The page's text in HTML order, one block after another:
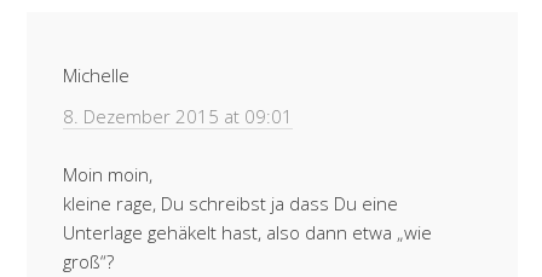
Michelle
8. Dezember 2015 at 09:01
Moin moin,
kleine rage, Du schreibst ja dass Du eine
Unterlage gehäkelt hast, also dann etwa „wie
groß“?